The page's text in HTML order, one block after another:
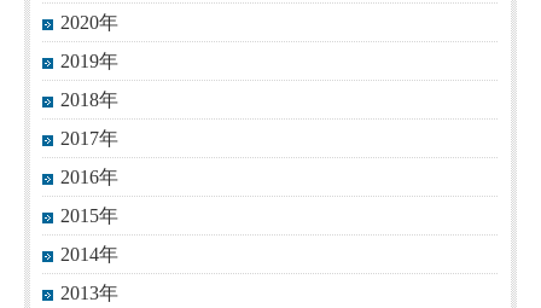
2020年
2019年
2018年
2017年
2016年
2015年
2014年
2013年